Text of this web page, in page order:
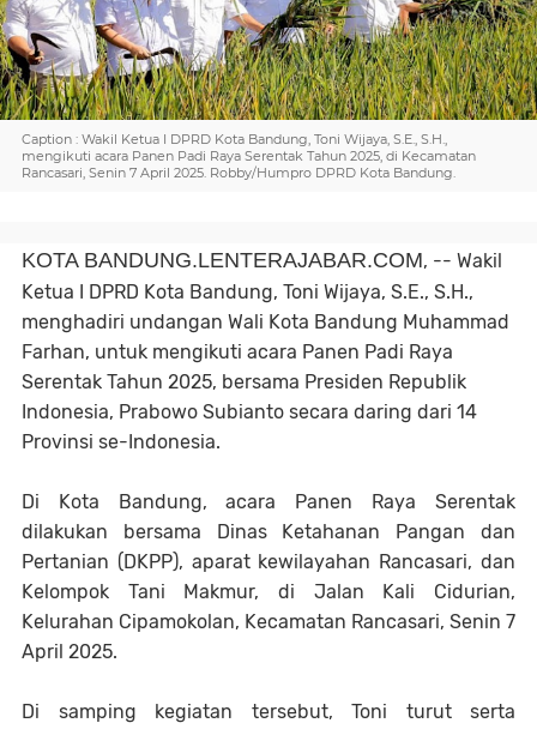
Caption : Wakil Ketua I DPRD Kota Bandung, Toni Wijaya, S.E., S.H.,
mengikuti acara Panen Padi Raya Serentak Tahun 2025, di Kecamatan
Rancasari, Senin 7 April 2025. Robby/Humpro DPRD Kota Bandung.
KOTA BANDUNG.LENTERAJABAR.COM, -- Wakil
Ketua I DPRD Kota Bandung, Toni Wijaya, S.E., S.H.,
menghadiri undangan Wali Kota Bandung Muhammad
Farhan, untuk mengikuti acara Panen Padi Raya
Serentak Tahun 2025, bersama Presiden Republik
Indonesia, Prabowo Subianto secara daring dari 14
Provinsi se-Indonesia.
Di Kota Bandung, acara Panen Raya Serentak
dilakukan bersama Dinas Ketahanan Pangan dan
Pertanian (DKPP), aparat kewilayahan Rancasari, dan
Kelompok Tani Makmur, di Jalan Kali Cidurian,
Kelurahan Cipamokolan, Kecamatan Rancasari, Senin 7
April 2025.
Di samping kegiatan tersebut, Toni turut serta